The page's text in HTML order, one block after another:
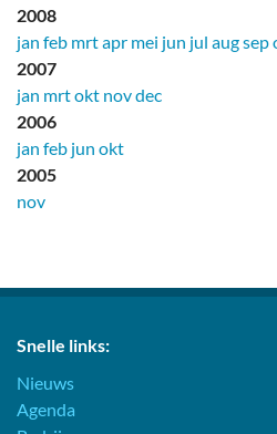
2008
jan feb mrtapr mei jun jul augsep
2007
jan mrtokt novdec
2006
jan feb jun okt
2005
nov
Snelle links:
Nieuws
Agenda